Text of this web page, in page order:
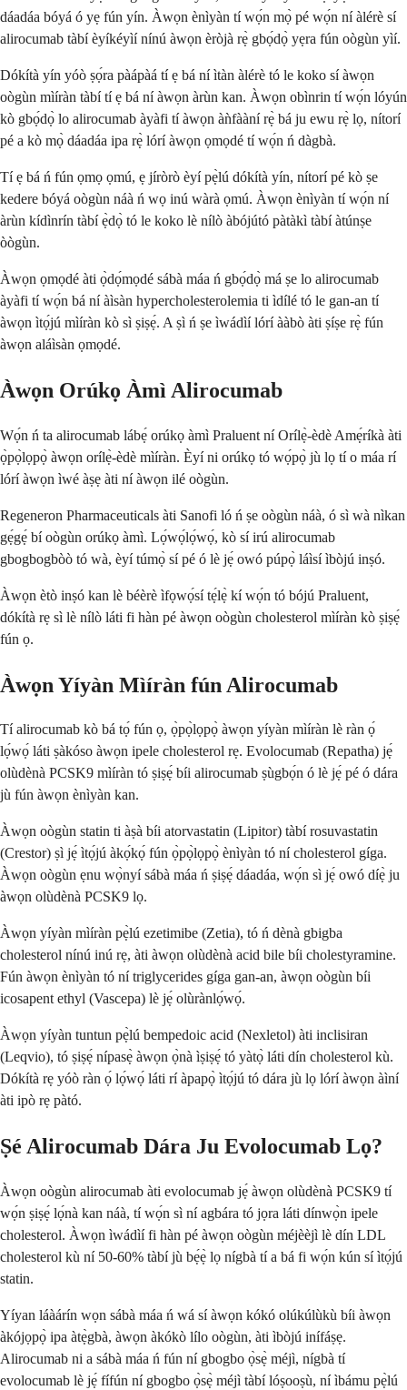
dáadáa bóyá ó yẹ fún yín. Àwọn ènìyàn tí wọ́n mọ̀ pé wọ́n ní àlérè sí
alirocumab tàbí èyíkéyìí nínú àwọn èròjà rẹ̀ gbọ́dọ̀ yẹra fún oògùn yìí.
Dókítà yín yóò ṣọ́ra pàápàá tí ẹ bá ní ìtàn àlérè tó le koko sí àwọn
oògùn mìíràn tàbí tí ẹ bá ní àwọn àrùn kan. Àwọn obìnrin tí wọ́n lóyún
kò gbọ́dọ̀ lo alirocumab àyàfi tí àwọn àǹfààní rẹ̀ bá ju ewu rẹ̀ lọ, nítorí
pé a kò mọ̀ dáadáa ipa rẹ̀ lórí àwọn ọmọdé tí wọ́n ń dàgbà.
Tí ẹ bá ń fún ọmọ ọmú, ẹ jíròrò èyí pẹ̀lú dókítà yín, nítorí pé kò ṣe
kedere bóyá oògùn náà ń wọ inú wàrà ọmú. Àwọn ènìyàn tí wọ́n ní
àrùn kídìnrín tàbí ẹ̀dọ̀ tó le koko lè nílò àbójútó pàtàkì tàbí àtúnṣe
òògùn.
Àwọn ọmọdé àti ọ̀dọ́mọdé sábà máa ń gbọ́dọ̀ má ṣe lo alirocumab
àyàfi tí wọ́n bá ní àìsàn hypercholesterolemia ti ìdílé tó le gan-an tí
àwọn ìtọ́jú mìíràn kò sì ṣiṣẹ́. A ṣì ń ṣe ìwádìí lórí ààbò àti ṣíṣe rẹ̀ fún
àwọn aláìsàn ọmọdé.
Àwọn Orúkọ Àmì Alirocumab
Wọ́n ń ta alirocumab lábẹ́ orúkọ àmì Praluent ní Orílẹ̀-èdè Amẹ́ríkà àti
ọ̀pọ̀lọpọ̀ àwọn orílẹ̀-èdè mìíràn. Èyí ni orúkọ tó wọ́pọ̀ jù lọ tí o máa rí
lórí àwọn ìwé àṣẹ àti ní àwọn ilé oògùn.
Regeneron Pharmaceuticals àti Sanofi ló ń ṣe oògùn náà, ó sì wà nìkan
gẹ́gẹ́ bí oògùn orúkọ àmì. Lọ́wọ́lọ́wọ́, kò sí irú alirocumab
gbogbogbòò tó wà, èyí túmọ̀ sí pé ó lè jẹ́ owó púpọ̀ láìsí ìbòjú inṣó.
Àwọn ètò inṣó kan lè béèrè ìfọwọ́sí tẹ́lẹ̀ kí wọ́n tó bójú Praluent,
dókítà rẹ sì lè nílò láti fi hàn pé àwọn oògùn cholesterol mìíràn kò ṣiṣẹ́
fún ọ.
Àwọn Yíyàn Mìíràn fún Alirocumab
Tí alirocumab kò bá tọ́ fún ọ, ọ̀pọ̀lọpọ̀ àwọn yíyàn mìíràn lè ràn ọ́
lọ́wọ́ láti ṣàkóso àwọn ipele cholesterol rẹ. Evolocumab (Repatha) jẹ́
olùdènà PCSK9 mìíràn tó ṣiṣẹ́ bíi alirocumab ṣùgbọ́n ó lè jẹ́ pé ó dára
jù fún àwọn ènìyàn kan.
Àwọn oògùn statin ti àṣà bíi atorvastatin (Lipitor) tàbí rosuvastatin
(Crestor) ṣì jẹ́ ìtọ́jú àkọ́kọ́ fún ọ̀pọ̀lọpọ̀ ènìyàn tó ní cholesterol gíga.
Àwọn oògùn ẹnu wọ̀nyí sábà máa ń ṣiṣẹ́ dáadáa, wọ́n sì jẹ́ owó díẹ̀ ju
àwọn olùdènà PCSK9 lọ.
Àwọn yíyàn mìíràn pẹ̀lú ezetimibe (Zetia), tó ń dènà gbigba
cholesterol nínú inú rẹ, àti àwọn olùdènà acid bile bíi cholestyramine.
Fún àwọn ènìyàn tó ní triglycerides gíga gan-an, àwọn oògùn bíi
icosapent ethyl (Vascepa) lè jẹ́ olùrànlọ́wọ́.
Àwọn yíyàn tuntun pẹ̀lú bempedoic acid (Nexletol) àti inclisiran
(Leqvio), tó ṣiṣẹ́ nípasẹ̀ àwọn ọ̀nà ìṣiṣẹ́ tó yàtọ̀ láti dín cholesterol kù.
Dókítà rẹ yóò ràn ọ́ lọ́wọ́ láti rí àpapọ̀ ìtọ́jú tó dára jù lọ lórí àwọn àìní
àti ipò rẹ pàtó.
Ṣé Alirocumab Dára Ju Evolocumab Lọ?
Àwọn oògùn alirocumab àti evolocumab jẹ́ àwọn olùdènà PCSK9 tí
wọ́n ṣiṣẹ́ lọ́nà kan náà, tí wọ́n sì ní agbára tó jọra láti dínwọ̀n ipele
cholesterol. Àwọn ìwádìí fi hàn pé àwọn oògùn méjèèjì lè dín LDL
cholesterol kù ní 50-60% tàbí jù bẹ́ẹ̀ lọ nígbà tí a bá fi wọ́n kún sí ìtọ́jú
statin.
Yíyan láàárín wọn sábà máa ń wá sí àwọn kókó olúkúlùkù bíi àwọn
àkójọpọ̀ ipa àtẹ̀gbà, àwọn àkókò lílo oògùn, àti ìbòjú inífáṣẹ.
Alirocumab ni a sábà máa ń fún ní gbogbo ọ̀sẹ̀ méjì, nígbà tí
evolocumab lè jẹ́ fífún ní gbogbo ọ̀sẹ̀ méjì tàbí lóṣooṣù, ní ìbámu pẹ̀lú